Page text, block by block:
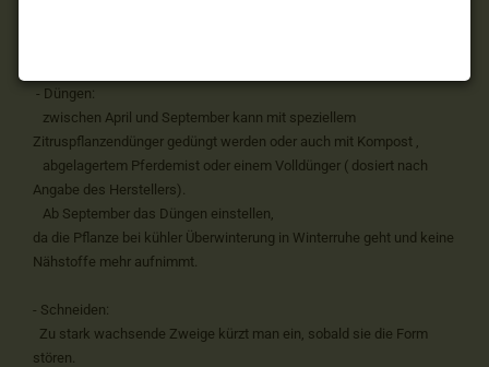
- Düngen:
zwischen April und September kann mit speziellem
Zitruspflanzendünger gedüngt werden oder auch mit Kompost ,
abgelagertem Pferdemist oder einem Volldünger ( dosiert nach
Angabe des Herstellers).
Ab September das Düngen einstellen,
da die Pflanze bei kühler Überwinterung in Winterruhe geht und keine
Nähstoffe mehr aufnimmt.
- Schneiden:
Zu stark wachsende Zweige kürzt man ein, sobald sie die Form
stören.